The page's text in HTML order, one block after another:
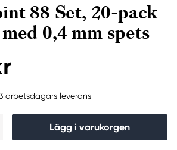
88 Set, 20-pack
0,4 mm spets
arbetsdagars leverans
Lägg i varukorgen